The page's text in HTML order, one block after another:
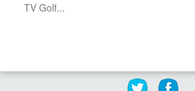
TV Golf...